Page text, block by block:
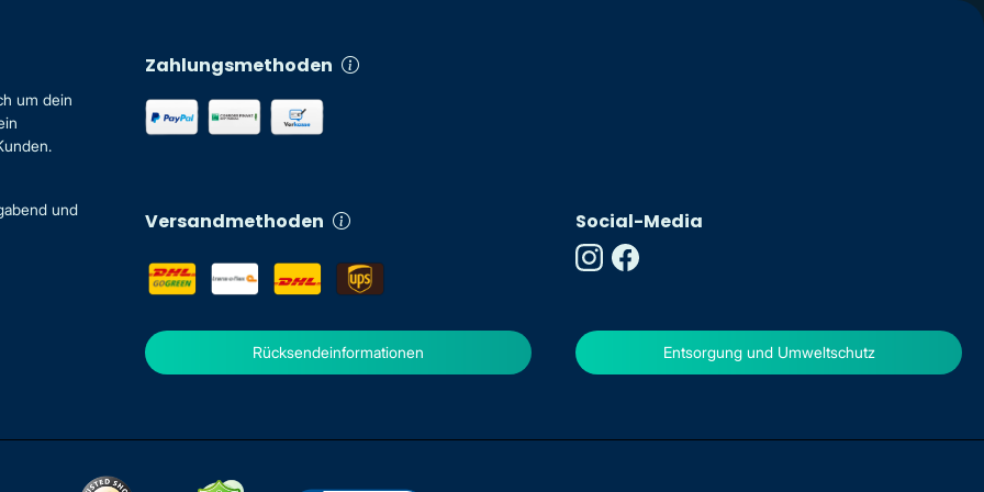
um dein
und
Zahlungsmethoden
Versandmethoden
Rücksendeinformationen Entsorgung und Umweltschutz
Social-Media